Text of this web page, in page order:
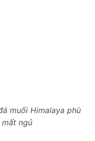
muối Himalaya phù
ngủ